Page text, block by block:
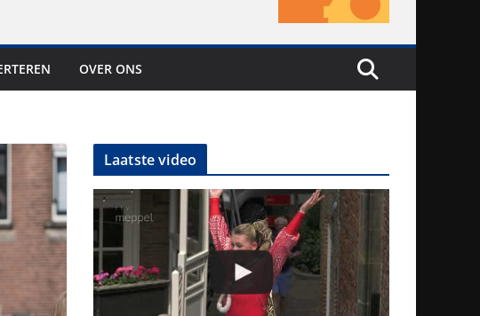
OVER ONS
Laatste video